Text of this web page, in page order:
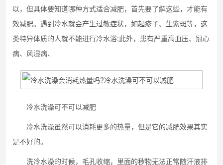
以，但具体要知道哪种方式适合减肥，首先要了解这些，才能有
效减肥。遇到冷水就会产生过敏症状，如起疹子、生紫斑等，这
类特异体质的人就不能进行冷水浴;此外，患有严重高血压、冠心
病、风湿病、
冷水洗澡可不可以减肥
冷水洗澡虽然可以消耗更多的热量，但是它的减肥效果其实
是不好的。
洗冷水澡的时候，毛孔收缩，里面的秽物无法正常随汗液排